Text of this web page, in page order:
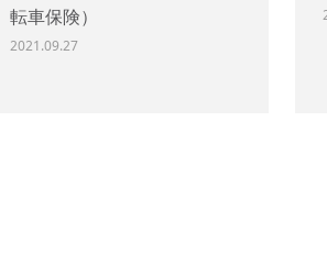
転車保険）
2021.09.27